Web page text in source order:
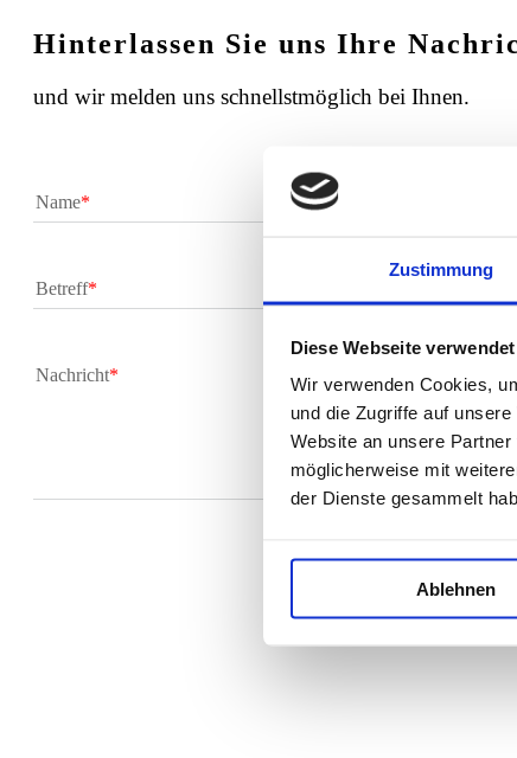
Zustimmung
Diese Webseite
Wir verwenden Cookies,
und die Zugriffe auf
Website an unsere
möglicherweise mit
der Dienste gesammelt
Ablehnen
Hinterlassen Sie uns Ihre
und wir melden uns schnellstmöglich bei Ihnen.
Name
Betreff
Nachricht